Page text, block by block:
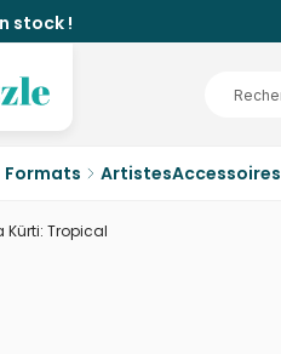
stock !
Formats ArtistesAccessoires
Kürti: Tropical